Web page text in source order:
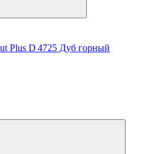
Plus D 4725 Дуб горный